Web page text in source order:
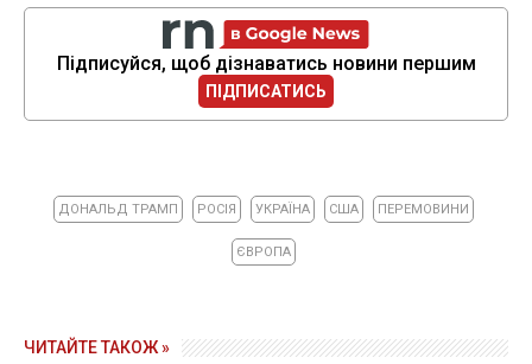
Підписуйся, щоб дізнаватись новини першим
ПІДПИСАТИСЬ
ДОНАЛЬД ТРАМП РОСІЯ УКРАЇНА США ПЕРЕМОВИНИ
ЄВРОПА
ЧИТАЙТЕ ТАКОЖ »